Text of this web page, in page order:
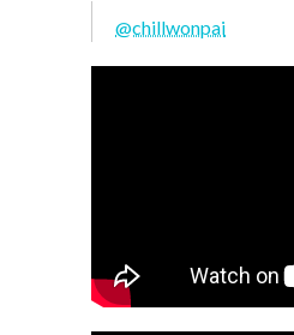
@chillwonpai